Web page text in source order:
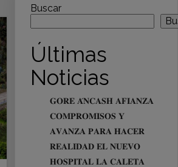
Buscar
Últimas
Noticias
𝐆𝐎𝐑𝐄 𝐀́𝐍𝐂𝐀𝐒𝐇 𝐀𝐅𝐈𝐀𝐍𝐙𝐀
𝐂𝐎𝐌𝐏𝐑𝐎𝐌𝐈𝐒𝐎𝐒 𝐘
𝐀𝐕𝐀𝐍𝐙𝐀 𝐏𝐀𝐑𝐀 𝐇𝐀𝐂𝐄𝐑
𝐑𝐄𝐀𝐋𝐈𝐃𝐀𝐃 𝐄𝐋 𝐍𝐔𝐄𝐕𝐎
𝐇𝐎𝐒𝐏𝐈𝐓𝐀𝐋 𝐋𝐀 𝐂𝐀𝐋𝐄𝐓𝐀